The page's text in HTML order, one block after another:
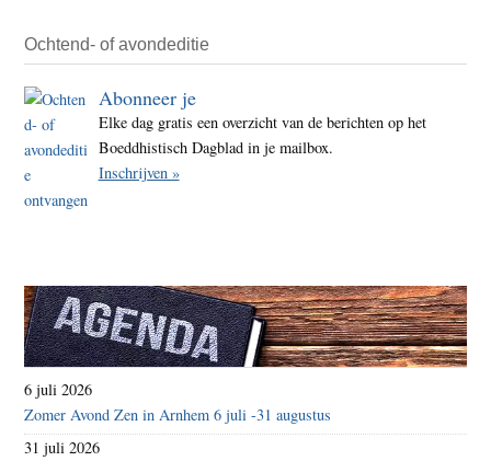
Ochtend- of avondeditie
Abonneer je
Elke dag gratis een overzicht van de berichten op het
Boeddhistisch Dagblad in je mailbox.
Inschrijven »
6 juli 2026
Zomer Avond Zen in Arnhem 6 juli -31 augustus
31 juli 2026